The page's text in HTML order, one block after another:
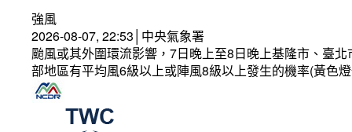
強風
2026-08-07, 22:53│中央氣象署
颱風或其外圍環流影響，7日晚上至8日晚上基隆市、臺
部地區有平均風6級以上或陣風8級以上發生的機率(黃色